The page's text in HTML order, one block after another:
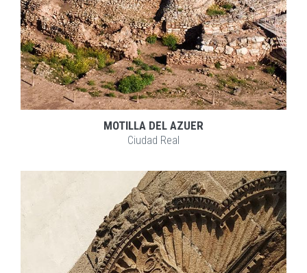
EXPLORAR ZOOM
MOTILLA DEL AZUER
Ciudad Real